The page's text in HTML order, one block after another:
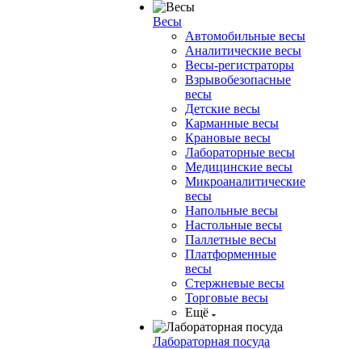
Весы
Автомобильные весы
Аналитические весы
Весы-регистраторы
Взрывобезопасные
весы
Детские весы
Карманные весы
Крановые весы
Лабораторные весы
Медицинские весы
Микроаналитические
весы
Напольные весы
Настольные весы
Паллетные весы
Платформенные
весы
Стержневые весы
Торговые весы
Ещё
Лабораторная посуда